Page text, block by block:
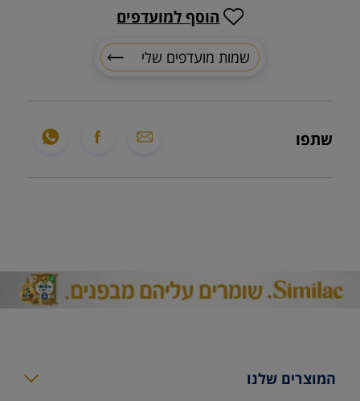
שתפו
שמות מועדפים שלי
הוסף למועדפים
המוצרים שלנו